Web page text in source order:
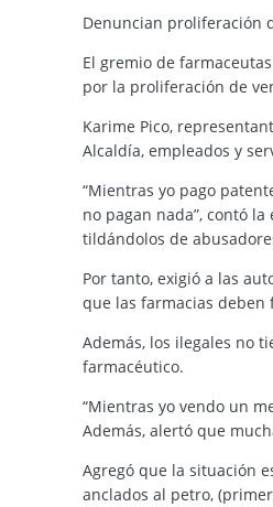
Denuncian proliferación
El gremio de
por la proliferación de
Karime Pico,
Alcaldía, empleados y
“Mientras yo pago
no pagan nada”, contó
tildándolos de
Por tanto, exigió a las
que las farmacias
Además, los ilegales no
farmacéutico.
“Mientras yo vendo un
Además, alertó que
Agregó que la situación
anclados al petro,